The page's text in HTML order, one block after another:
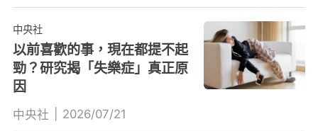
中央社
以前喜歡的事，現在都提不起
勁？研究揭「失樂症」真正原
因
中央社 2026/07/21